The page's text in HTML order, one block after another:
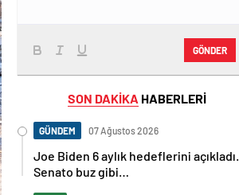
GÖNDER
SON DAKİKA HABERLERİ
GÜNDEM 07 Ağustos 2026
Joe Biden 6 aylık hedeflerini açıkladı.
Senato buz gibi…